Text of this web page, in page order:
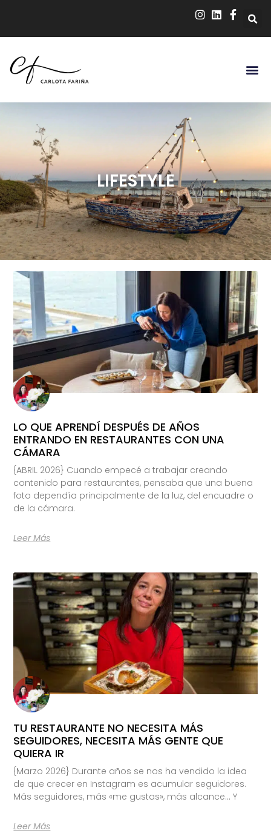
LIFESTYLE
LO QUE APRENDÍ DESPUÉS DE AÑOS
ENTRANDO EN RESTAURANTES CON UNA
CÁMARA
{ABRIL 2026} Cuando empecé a trabajar creando
contenido para restaurantes, pensaba que una buena
foto dependía principalmente de la luz, del encuadre o
de la cámara.
Leer Más
TU RESTAURANTE NO NECESITA MÁS
SEGUIDORES, NECESITA MÁS GENTE QUE
QUIERA IR
{Marzo 2026} Durante años se nos ha vendido la idea
de que crecer en Instagram es acumular seguidores.
Más seguidores, más «me gustas», más alcance… Y
Leer Más